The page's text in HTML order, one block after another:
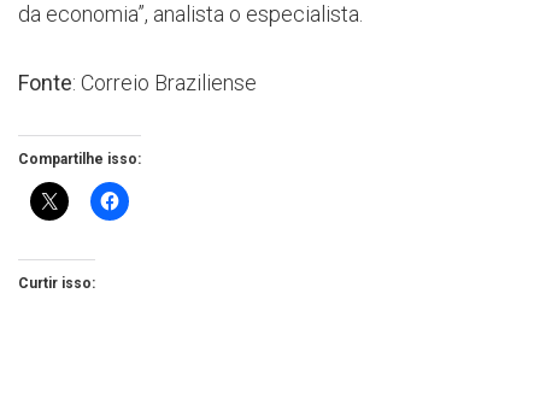
da economia”, analista o especialista.
Fonte: Correio Braziliense
Compartilhe isso:
Curtir isso: